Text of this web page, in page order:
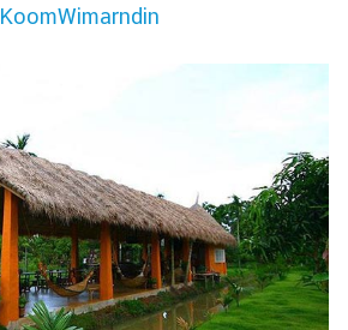
KoomWimarndin